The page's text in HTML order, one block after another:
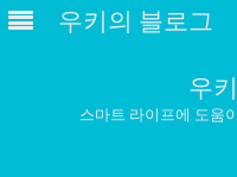
우키의 블로그
우
스마트 라이프에 도움